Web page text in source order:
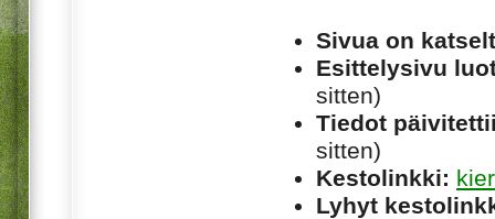
Sivua on
Esittelysivu
sitten)
Tiedot
sitten)
Kestolinkki:
Lyhyt